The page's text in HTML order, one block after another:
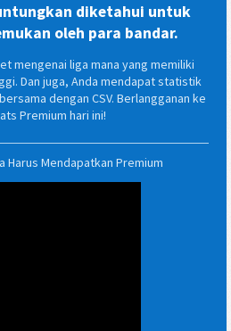
diketahui untuk
oleh para bandar.
mengenai liga mana yang memiliki
Dan juga, Anda mendapat statistik
dengan CSV. Berlangganan ke
Premium hari ini!
Harus Mendapatkan Premium